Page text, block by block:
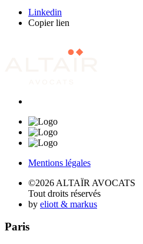
Linkedin
Copier lien
Mentions légales
©2026 ALTAÏR AVOCATS
Tout droits réservés
by eliott & markus
Paris